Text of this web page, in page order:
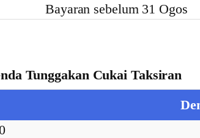
Bayaran sebelum 31 Ogos
Tunggakan Cukai Taksiran